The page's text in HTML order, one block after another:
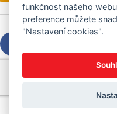
Copyright © 2026 Sedláček
Created byOLC Webdesign
funkčnost našeho
preference můžete
"Nastavení cookies".